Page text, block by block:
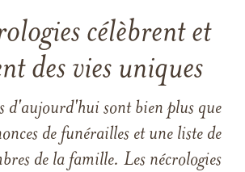
célèbrent et
des vies uniques
d'aujourd'hui sont bien plus que
de funérailles et une liste de
de la famille. Les nécrologies